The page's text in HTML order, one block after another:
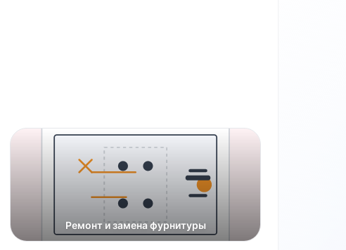
Ремонт и замена фурнитуры